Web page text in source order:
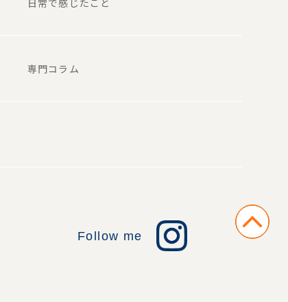
専門コラム
Follow me